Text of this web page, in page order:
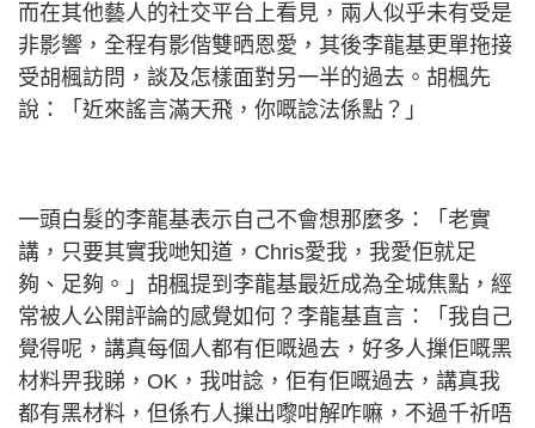
而在其他藝人的社交平台上看見，兩人似乎未有受是
非影響，全程有影偕雙晒恩愛，其後李龍基更單拖接
受胡楓訪問，談及怎樣面對另一半的過去。胡楓先
說：「近來謠言滿天飛，你嘅諗法係點？」
一頭白髮的李龍基表示自己不會想那麼多：「老實
講，只要其實我哋知道，Chris愛我，我愛佢就足
夠、足夠。」胡楓提到李龍基最近成為全城焦點，經
常被人公開評論的感覺如何？李龍基直言：「我自己
覺得呢，講真每個人都有佢嘅過去，好多人摷佢嘅黑
材料畀我睇，OK，我咁諗，佢有佢嘅過去，講真我
都有黑材料，但係冇人摷出嚟咁解咋嘛，不過千祈唔